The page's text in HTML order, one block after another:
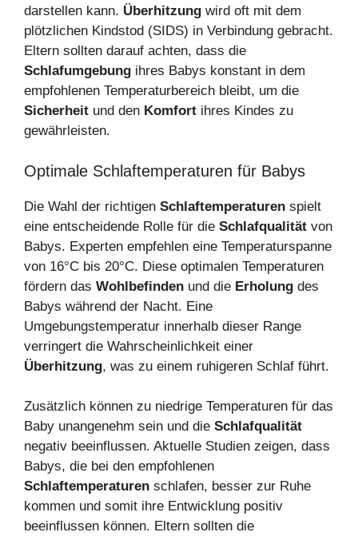
darstellen kann. Überhitzung wird oft mit dem
plötzlichen Kindstod (SIDS) in Verbindung gebracht.
Eltern sollten darauf achten, dass die
Schlafumgebung ihres Babys konstant in dem
empfohlenen Temperaturbereich bleibt, um die
Sicherheit und den Komfort ihres Kindes zu
gewährleisten.
Optimale Schlaftemperaturen für Babys
Die Wahl der richtigen Schlaftemperaturen spielt
eine entscheidende Rolle für die Schlafqualität von
Babys. Experten empfehlen eine Temperaturspanne
von 16°C bis 20°C. Diese optimalen Temperaturen
fördern das Wohlbefinden und die Erholung des
Babys während der Nacht. Eine
Umgebungstemperatur innerhalb dieser Range
verringert die Wahrscheinlichkeit einer
Überhitzung, was zu einem ruhigeren Schlaf führt.
Zusätzlich können zu niedrige Temperaturen für das
Baby unangenehm sein und die Schlafqualität
negativ beeinflussen. Aktuelle Studien zeigen, dass
Babys, die bei den empfohlenen
Schlaftemperaturen schlafen, besser zur Ruhe
kommen und somit ihre Entwicklung positiv
beeinflussen können. Eltern sollten die